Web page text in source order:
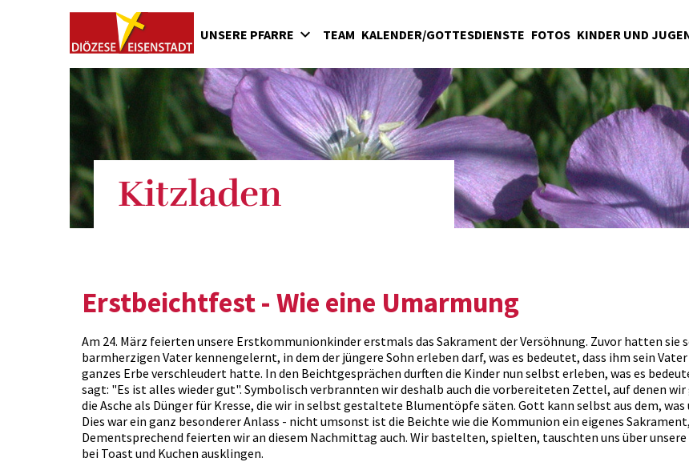
UNSERE PFARRE
Geschichte der Pfarre
TEAM KALENDER/GOTTESDIENSTE FOTOS KINDER UND
Kitzladen
Erstbeichtfest - Wie eine Umarmung
Am 24. März feierten unsere Erstkommunionkinder erstmals das Sakrament der Versöhnung. Zuvor hatten sie
barmherzigen Vater kennengelernt, in dem der jüngere Sohn erleben darf, was es bedeutet, dass ihm sein
ganzes Erbe verschleudert hatte. In den Beichtgesprächen durften die Kinder nun selbst erleben, was es
sagt: "Es ist alles wieder gut". Symbolisch verbrannten wir deshalb auch die vorbereiteten Zettel, auf denen
die Asche als Dünger für Kresse, die wir in selbst gestaltete Blumentöpfe säten. Gott kann selbst aus dem, was
Dies war ein ganz besonderer Anlass - nicht umsonst ist die Beichte wie die Kommunion ein eigenes
Dementsprechend feierten wir an diesem Nachmittag auch. Wir bastelten, spielten, tauschten uns über
bei Toast und Kuchen ausklingen.